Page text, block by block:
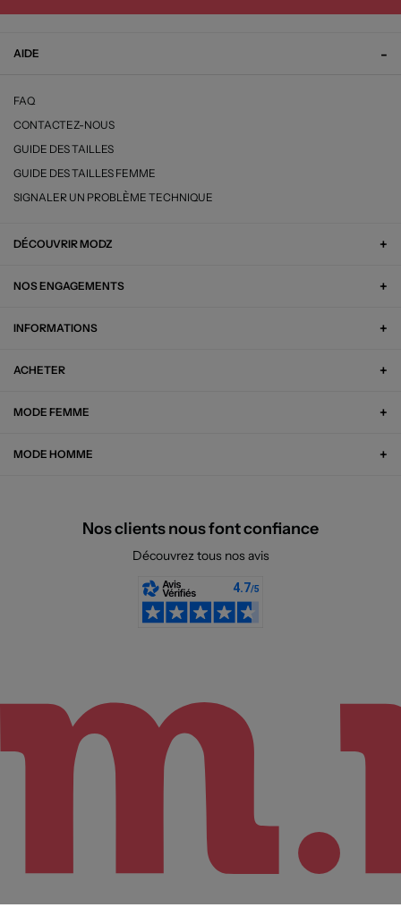
AIDE
FAQ
CONTACTEZ-NOUS
GUIDE DES TAILLES
GUIDE DES TAILLES FEMME
SIGNALER UN PROBLÈME TECHNIQUE
DÉCOUVRIR MODZ
NOS ENGAGEMENTS
INFORMATIONS
ACHETER
MODE FEMME
MODE HOMME
Nos clients nous font confiance
Découvrez tous nos avis